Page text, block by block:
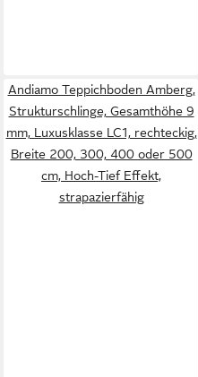
Andiamo Teppichboden Amberg,
Strukturschlinge, Gesamthöhe 9
mm, Luxusklasse LC1, rechteckig,
Breite 200, 300, 400 oder 500
cm, Hoch-Tief Effekt,
strapazierfähig